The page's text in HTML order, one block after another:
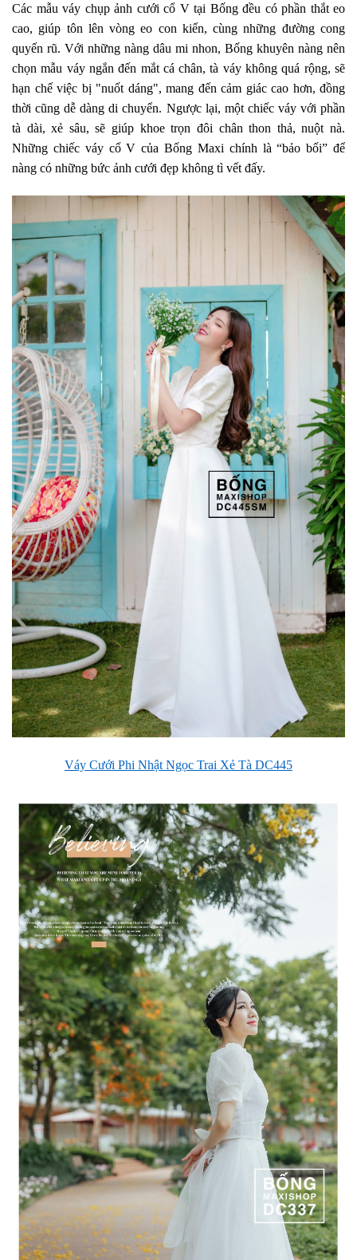
Các mẫu váy chụp ảnh cưới cổ V tại Bống đều có phần thắt eo
cao, giúp tôn lên vòng eo con kiến, cùng những đường cong
quyến rũ. Với những nàng dâu mi nhon, Bống khuyên nàng nên
chọn mẫu váy ngắn đến mắt cá chân, tà váy không quá rộng, sẽ
hạn chế việc bị "nuốt dáng", mang đến cảm giác cao hơn, đồng
thời cũng dễ dàng di chuyển. Ngược lại, một chiếc váy với phần
tà dài, xẻ sâu, sẽ giúp khoe trọn đôi chân thon thả, nuột nà.
Những chiếc váy cổ V của Bống Maxi chính là “bảo bối” để
nàng có những bức ảnh cưới đẹp không tì vết đấy.
Váy Cưới Phi Nhật Ngọc Trai Xẻ Tà DC445